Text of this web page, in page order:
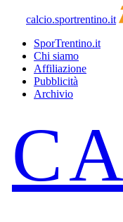
calcio.sportrentino.it
SporTrentino.it
Chi siamo
Affiliazione
Pubblicità
Archivio